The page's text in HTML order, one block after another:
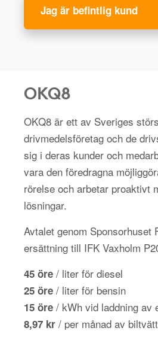
Jag är befintlig kund
OKQ8
OKQ8 är ett av Sveriges
drivmedelsföretag och de
sig i deras kunder och
vara den föredragna
rörelse och arbetar proaktivt
lösningar.
Avtalet genom Sponsorhuset
ersättning till IFK Vaxholm
45 öre / liter för diesel
25 öre / liter för bensin
15 öre / kWh vid laddning av
8,97 kr / per månad av